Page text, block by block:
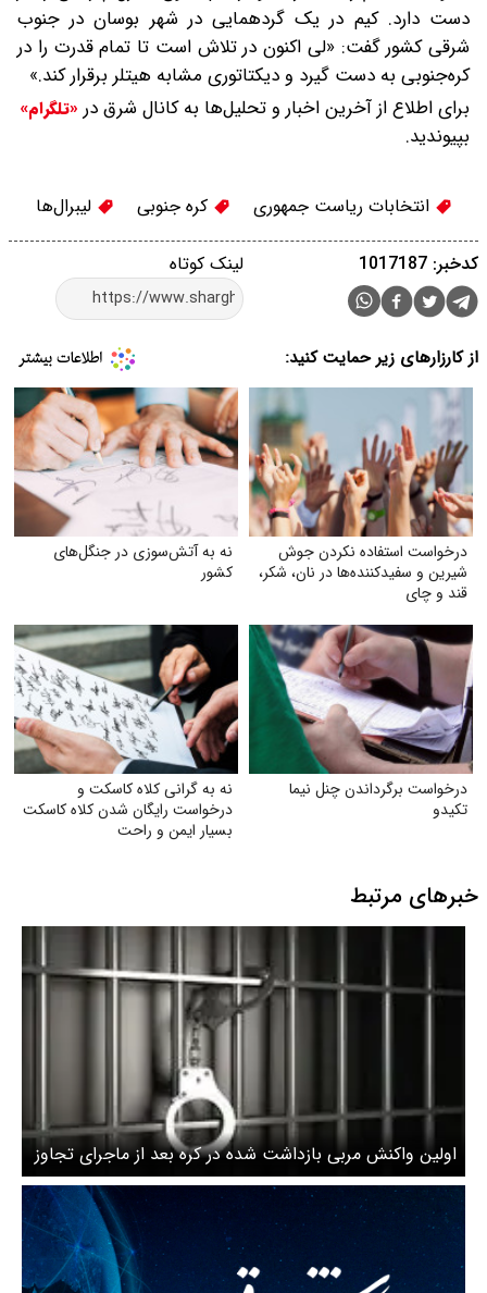
دست دارد. کیم در یک گردهمایی در شهر بوسان در جنوب
شرقی کشور گفت: «لی اکنون در تلاش است تا تمام قدرت را در
کره‌جنوبی به دست گیرد و دیکتاتوری مشابه هیتلر برقرار کند.»
برای اطلاع از آخرین اخبار و تحلیل‌ها به کانال شرق در «تلگرام»
بپیوندید.
انتخابات ریاست جمهوری کره جنوبی لیبرال‌ها
لینک کوتاه کدخبر: 1017187
از کارزارهای زیر حمایت کنید:
درخواست استفاده نکردن جوش
شیرین و سفیدکننده‌ها در نان، شکر،
قند و چای
نه به آتش‌سوزی در جنگل‌های
کشور
درخواست برگرداندن چنل نیما
تکیدو
نه به گرانی کلاه کاسکت و
درخواست رایگان شدن کلاه کاسکت
بسیار ایمن و راحت
خبرهای مرتبط
اولین واکنش مربی بازداشت شده در کره بعد از ماجرای تجاوز
به یک دختر کره‌ای/ بی‌گناهم و کاری نکرده‌ام